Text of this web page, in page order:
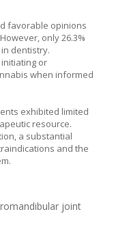
favorable opinions
only 26.3%
dentistry.
or
when informed
exhibited limited
resource.
a substantial
and the
joint